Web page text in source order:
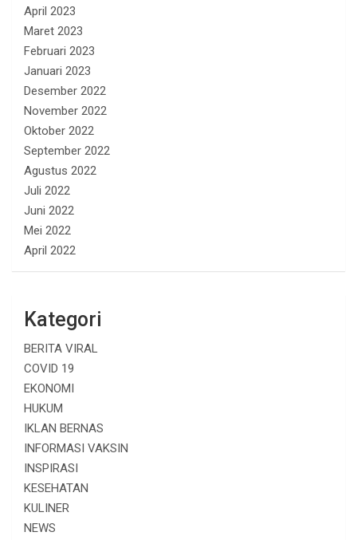
April 2023
Maret 2023
Februari 2023
Januari 2023
Desember 2022
November 2022
Oktober 2022
September 2022
Agustus 2022
Juli 2022
Juni 2022
Mei 2022
April 2022
Kategori
BERITA VIRAL
COVID 19
EKONOMI
HUKUM
IKLAN BERNAS
INFORMASI VAKSIN
INSPIRASI
KESEHATAN
KULINER
NEWS